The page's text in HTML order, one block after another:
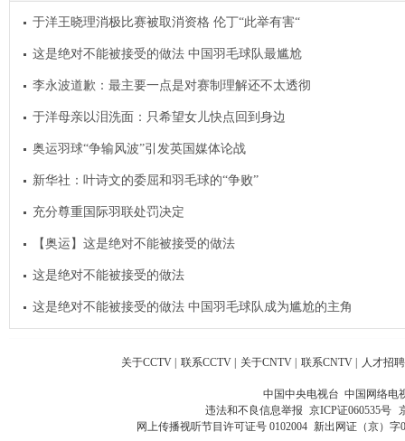
于洋王晓理消极比赛被取消资格 伦丁“此举有害“
这是绝对不能被接受的做法 中国羽毛球队最尴尬
李永波道歉：最主要一点是对赛制理解还不太透彻
于洋母亲以泪洗面：只希望女儿快点回到身边
奥运羽球“争输风波”引发英国媒体论战
新华社：叶诗文的委屈和羽毛球的“争败”
充分尊重国际羽联处罚决定
【奥运】这是绝对不能被接受的做法
这是绝对不能被接受的做法
这是绝对不能被接受的做法 中国羽毛球队成为尴尬的主角
关于CCTV 联系CCTV 关于CNTV 联系CNTV 人才招聘
中国中央电视台 中国网络电
违法和不良信息举报 京ICP证060535号
网上传播视听节目许可证号 0102004 新出网证（京）